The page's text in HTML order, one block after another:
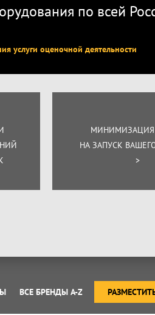
по всей
услуги оценочной деятельности
МИНИМИЗАЦИЯ
НА ЗАПУСК
>
ВСЕ БРЕНДЫ A-Z